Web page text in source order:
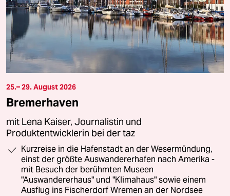
25.– 29. August 2026
Bremerhaven
mit Lena Kaiser, Journalistin und
Produktentwicklerin bei der taz
Kurzreise in die Hafenstadt an der Wesermündung,
einst der größte Auswandererhafen nach Amerika -
mit Besuch der berühmten Museen
"Auswandererhaus" und "Klimahaus" sowie einem
Ausflug ins Fischerdorf Wremen an der Nordsee